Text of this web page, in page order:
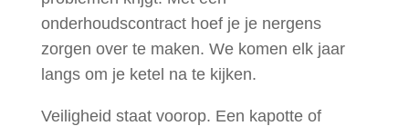
onderhoudscontract hoef je je nergens
zorgen over te maken. We komen elk jaar
langs om je ketel na te kijken.
Veiligheid staat voorop. Een kapotte of